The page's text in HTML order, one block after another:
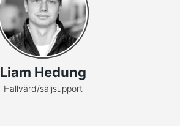
Liam Hedung
Hallvärd/säljsupport